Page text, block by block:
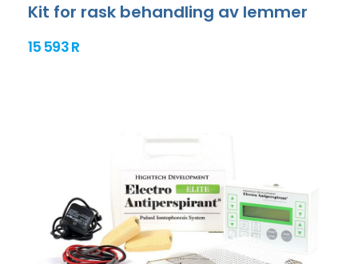
Kit for rask behandling av lemmer
15 593 R